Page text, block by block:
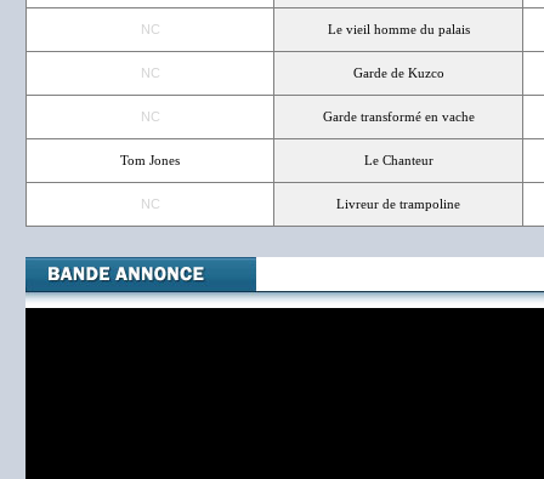
NC Le vieil homme du palais
NC Garde de Kuzco
NC Garde transformé en vache
Tom Jones Le Chanteur
NC Livreur de trampoline